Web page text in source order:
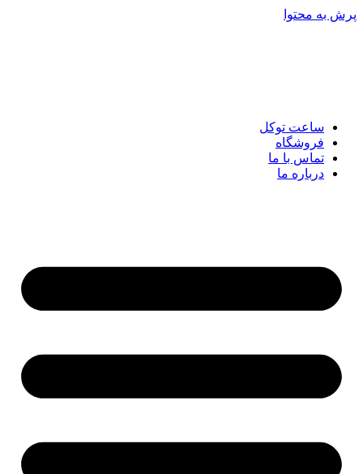
پرش به محتوا
ساعت توکل
فروشگاه
تماس با ما
درباره ما